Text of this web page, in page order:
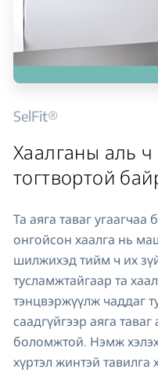
SelFit®
Хаалганы аль ч
тогтвортой
Та аяга таваг угаагчаа
онгойсон хаалга нь
шилжихэд тийм ч их
тусламжтайгаар та
тэнцвэржүүлж чаддаг
саадгүйгээр аяга
боломжтой. Нэмж
хүртэл жинтэй тавилга